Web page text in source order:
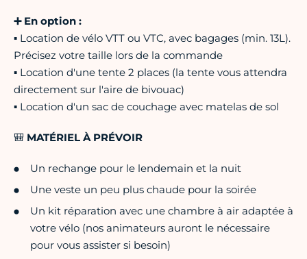
➕ En option :
▪ Location de vélo VTT ou VTC, avec bagages (min. 13L).
Précisez votre taille lors de la commande
▪ Location d'une tente 2 places (la tente vous attendra
directement sur l'aire de bivouac)
▪ Location d'un sac de couchage avec matelas de sol
🎒 MATÉRIEL À PRÉVOIR
Un rechange pour le lendemain et la nuit
Une veste un peu plus chaude pour la soirée
Un kit réparation avec une chambre à air adaptée à
votre vélo (nos animateurs auront le nécessaire
pour vous assister si besoin)